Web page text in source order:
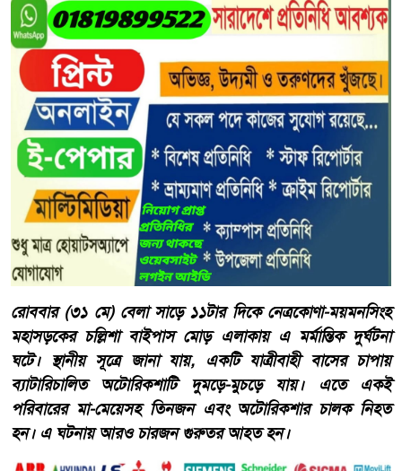
রোববার (৩১ মে) বেলা সাড়ে ১১টার দিকে নেত্রকোণা-ময়মনসিংহ
মহাসড়কের চল্লিশা বাইপাস মোড় এলাকায় এ মর্মান্তিক দুর্ঘটনা
ঘটে। স্থানীয় সূত্রে জানা যায়, একটি যাত্রীবাহী বাসের চাপায়
ব্যাটারিচালিত অটোরিকশাটি দুমড়ে-মুচড়ে যায়। এতে একই
পরিবারের মা-মেয়েসহ তিনজন এবং অটোরিকশার চালক নিহত
হন। এ ঘটনায় আরও চারজন গুরুতর আহত হন।